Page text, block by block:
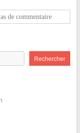
de commentaire
Rechercher